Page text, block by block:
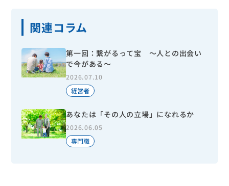
関連コラム
第一回：繋がるって宝 ～人との出会い
で今がある～
2026.07.10
経営者
あなたは「その人の立場」になれるか
2026.06.05
専門職